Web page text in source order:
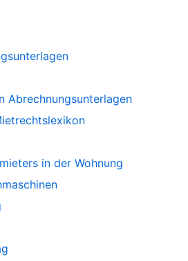
Abrechnungsunterlagen
in der Wohnung